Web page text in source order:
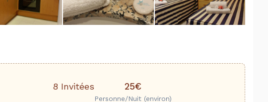
8 Invitées 25€
Personne/Nuit (environ)